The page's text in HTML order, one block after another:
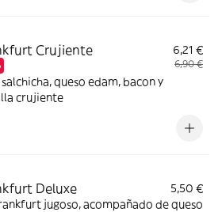
Crujiente 6,21 €
6,90 €
salchicha, queso edam, bacon y
crujiente
Deluxe
5,50 €
jugoso, acompañado de queso